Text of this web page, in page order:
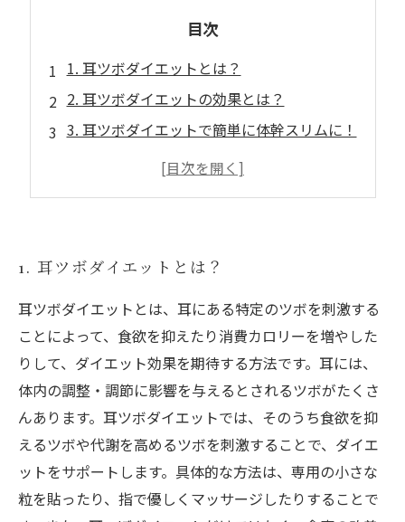
目次
1. 耳ツボダイエットとは？
2. 耳ツボダイエットの効果とは？
3. 耳ツボダイエットで簡単に体幹スリムに！
4. 耳ツボダイエットで食欲もコントロール！
1. 耳ツボダイエットとは？
耳ツボダイエットとは、耳にある特定のツボを刺激する
ことによって、食欲を抑えたり消費カロリーを増やした
りして、ダイエット効果を期待する方法です。耳には、
体内の調整・調節に影響を与えるとされるツボがたくさ
んあります。耳ツボダイエットでは、そのうち食欲を抑
えるツボや代謝を高めるツボを刺激することで、ダイエ
ットをサポートします。具体的な方法は、専用の小さな
粒を貼ったり、指で優しくマッサージしたりすることで